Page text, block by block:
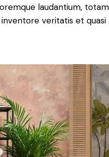
laudantium,
inventore veritatis et